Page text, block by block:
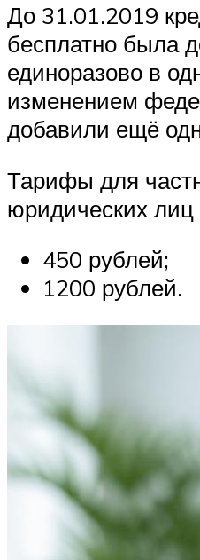
До 31.01.2019
бесплатно была
единоразово в
изменением
добавили ещё
Тарифы для
юридических лиц
450 рублей;
1200 рублей.